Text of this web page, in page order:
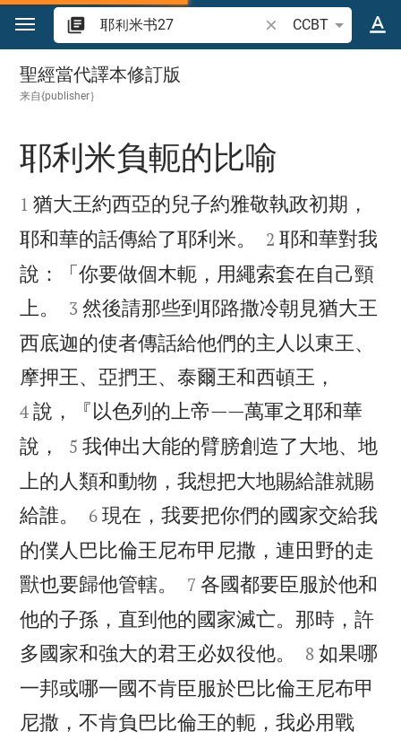
跳转到内容
搜索圣经经文或单词
CCBT
耶利米书 27
聖經當代譯本修訂版
来自{publisher｝

耶利米負軛的比喻

1 猶大王約西亞的兒子約雅敬執政初期，
耶和華的話傳給了耶利米。


2 耶和華對我
說：「你要做個木軛，用繩索套在自己頸
上。


3 然後請那些到耶路撒冷朝見猶大王
西底迦的使者傳話給他們的主人以東王、
摩押王、亞捫王、泰爾王和西頓王，
4 說，『以色列的上帝——萬軍之耶和華
說，


5 我伸出大能的臂膀創造了大地、地
上的人類和動物，我想把大地賜給誰就賜
給誰。


6 現在，我要把你們的國家交給我
的僕人巴比倫王尼布甲尼撒，連田野的走
獸也要歸他管轄。


7 各國都要臣服於他和
他的子孫，直到他的國家滅亡。那時，許
多國家和強大的君王必奴役他。


8 如果哪
一邦或哪一國不肯臣服於巴比倫王尼布甲
尼撒，不肯負巴比倫王的軛，我必用戰